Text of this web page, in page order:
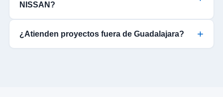
NISSAN?
¿Atienden proyectos fuera de Guadalajara?